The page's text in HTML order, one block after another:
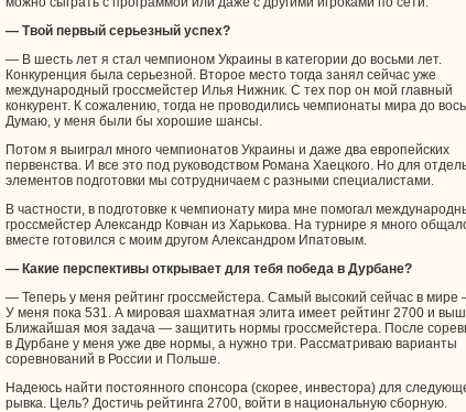
— Твой первый серьезный успех?
— В шесть лет я стал чемпионом Украины в категории до восьми лет.
Конкуренция была серьезной. Второе место тогда занял сейчас уже
международный гроссмейстер Илья Нижник. С тех пор он мой главный
конкурент. К сожалению, тогда не проводились чемпионаты мира до
Думаю, у меня были бы хорошие шансы.
Потом я выиграл много чемпионатов Украины и даже два европейских
первенства. И все это под руководством Романа Хаецкого. Но для
элементов подготовки мы сотрудничаем с разными специалистами.
В частности, в подготовке к чемпионату мира мне помогал
гроссмейстер Александр Ковчан из Харькова. На турнире я много
вместе готовился с моим другом Александром Ипатовым.
— Какие перспективы открывает для тебя победа в Дурбане?
— Теперь у меня рейтинг гроссмейстера. Самый высокий сейчас в
У меня пока 531. А мировая шахматная элита имеет рейтинг 2700 и
Ближайшая моя задача — защитить нормы гроссмейстера. После
в Дурбане у меня уже две нормы, а нужно три. Рассматриваю варианты
соревнований в России и Польше.
Надеюсь найти постоянного спонсора (скорее, инвестора) для
рывка. Цель? Достичь рейтинга 2700, войти в национальную сборную.